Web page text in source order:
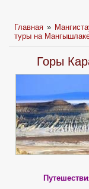
Главная »
туры на
Горы